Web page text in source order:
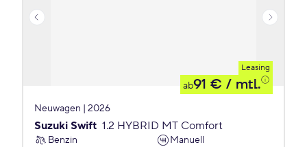
Leasing
ab91 € / mtl.
Neuwagen | 2026
Suzuki Swift 1.2 HYBRID MT Comfort
Benzin
Manuell